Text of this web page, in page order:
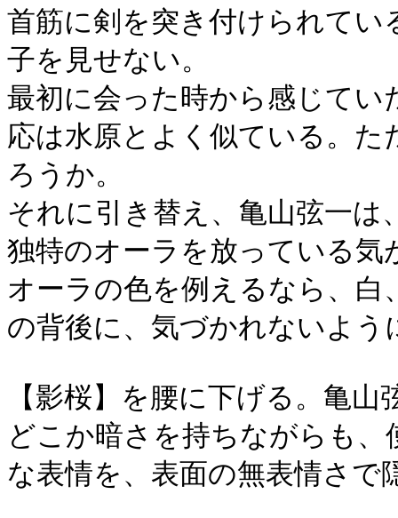
首筋に剣を突き付けられて
子を見せない。
最初に会った時から感じて
応は水原とよく似ている。
ろうか。
それに引き替え、亀山弦一
独特のオーラを放っている気
オーラの色を例えるなら、
の背後に、気づかれないよ
【影桜】を腰に下げる。亀
どこか暗さを持ちながらも
な表情を、表面の無表情さで